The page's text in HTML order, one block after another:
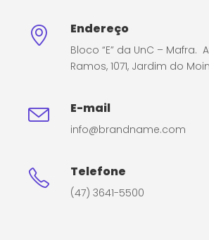
Endereço
Bloco “E” da UnC – Mafra.
Ramos, 1071, Jardim do
E-mail
info@brandname.com
Telefone
(47) 3641-5500